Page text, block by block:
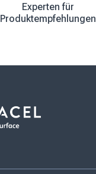
Experten für
Produktempfehlungen